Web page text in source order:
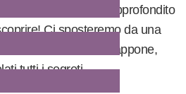
darvi un assaggio approfondito
Ci sposteremo da una
dall’America al Giappone,
tutti i segreti.